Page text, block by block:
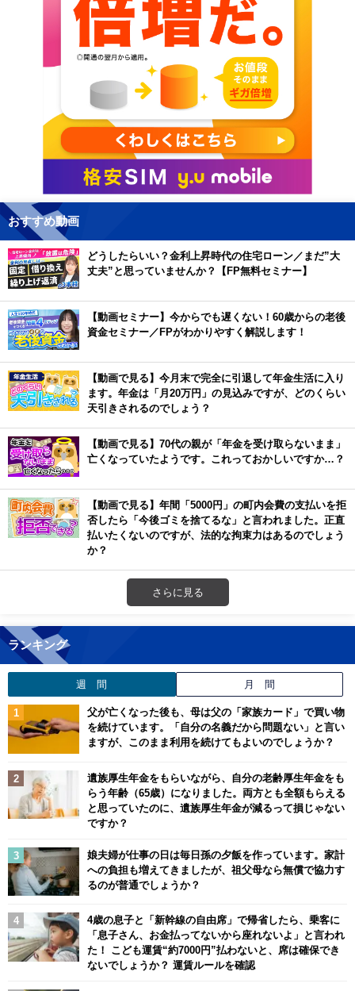
おすすめ動画
どうしたらいい？金利上昇時代の住宅ローン／まだ”大
丈夫”と思っていませんか？【FP無料セミナー】
【動画セミナー】今からでも遅くない！60歳からの老後
資金セミナー／FPがわかりやすく解説します！
【動画で見る】今月末で完全に引退して年金生活に入り
ます。年金は「月20万円」の見込みですが、どのくらい
天引きされるのでしょう？
【動画で見る】70代の親が「年金を受け取らないまま」
亡くなっていたようです。これっておかしいですか…？
【動画で見る】年間「5000円」の町内会費の支払いを拒
否したら「今後ゴミを捨てるな」と言われました。正直
払いたくないのですが、法的な拘束力はあるのでしょう
か？
さらに見る
ランキング
週 間 月 間
父が亡くなった後も、母は父の「家族カード」で買い物
を続けています。「自分の名義だから問題ない」と言い
ますが、このまま利用を続けてもよいのでしょうか？
遺族厚生年金をもらいながら、自分の老齢厚生年金をも
らう年齢（65歳）になりました。両方とも全額もらえる
と思っていたのに、遺族厚生年金が減るって損じゃない
ですか？
娘夫婦が仕事の日は毎日孫の夕飯を作っています。家計
への負担も増えてきましたが、祖父母なら無償で協力す
るのが普通でしょうか？
4歳の息子と「新幹線の自由席」で帰省したら、乗客に
「息子さん、お金払ってないから座れないよ」と言われ
た！ こども運賃“約7000円”払わないと、席は確保でき
ないでしょうか？ 運賃ルールを確認